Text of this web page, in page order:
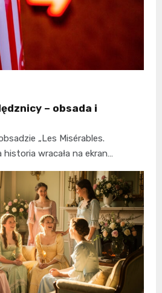
– obsada i
„Les Misérables.
historia wracała na ekran…